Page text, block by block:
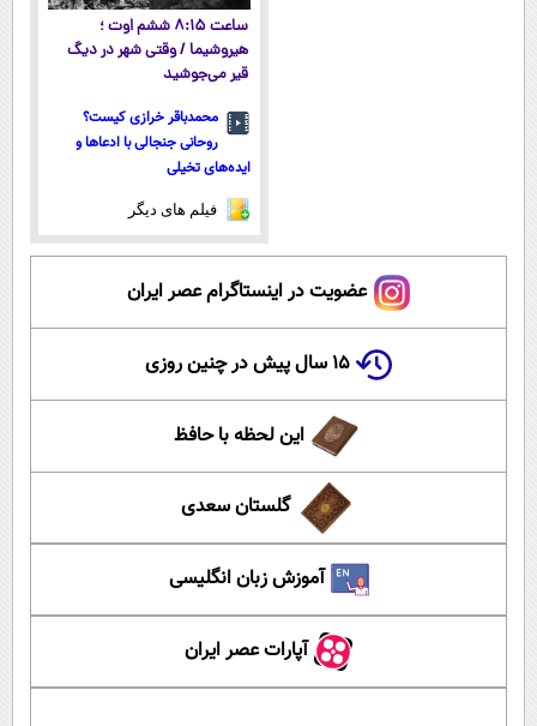
ساعت ۸:۱۵ ششم اوت ؛
هیروشیما / وقتی شهر در دیگ
قیر می‌جوشید
محمدباقر خرازی کیست؟
روحانی جنجالی با ادعاها و
ایده‌های تخیلی
فیلم های دیگر
عضویت در اینستاگرام عصر ایران
۱۵ سال پیش در چنین روزی
این لحظه با حافظ
گلستان سعدی
آموزش زبان انگلیسی
آپارات عصر ایران